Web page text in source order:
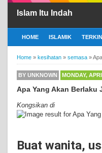
Islam Itu Indah
HOME ISLAMIK
Home » kesihatan » semasa »
BY UNKNOWN MONDAY,
Apa Yang Akan Berlaku
Kongsikan di
Buat wanita,